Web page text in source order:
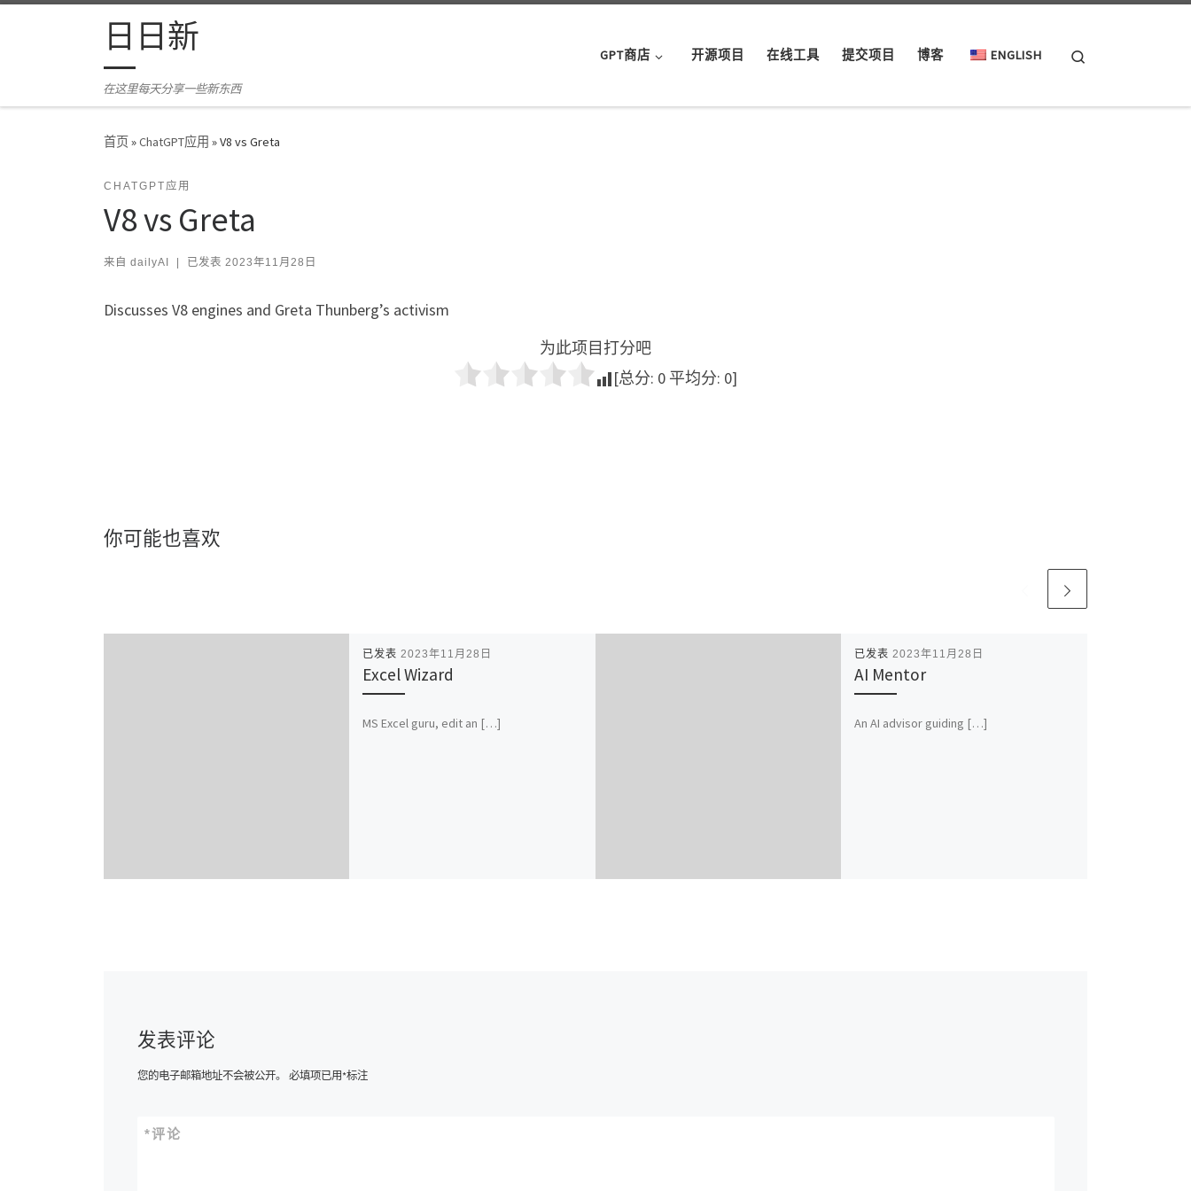
Skip to content日日新
在这里每天分享一些新东西
GPT商店 开源项目 在线工具 提交项目 博客 ENGLISH
首页»ChatGPT应用 »V8 vs Greta
CHATGPT应用
V8 vs Greta
来自 dailyAI 已发表 2023年11月28日
Discusses V8 engines and Greta Thunberg’s activism
为此项目打分吧
[总分: 0 平均分: 0]
你可能也喜欢
已发表 2023年11月28日
Excel Wizard
MS Excel guru, edit an […]
已发表 2023年11月28日
AI Mentor
An AI advisor guiding […]
发表评论
您的电子邮箱地址不会被公开。 必填项已用*标注
评论
*